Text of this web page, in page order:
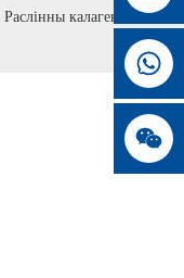
Раслінны калаген